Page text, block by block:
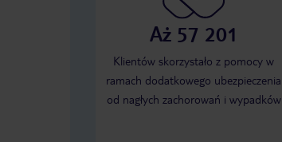
Aż 57 201
Klientów skorzystało z pomocy w
ramach dodatkowego ubezpieczenia
od nagłych zachorowań i wypadków